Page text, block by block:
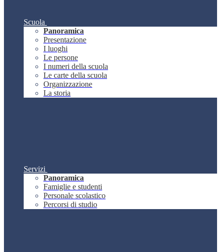
Scuola
Panoramica
Presentazione
I luoghi
Le persone
I numeri della scuola
Le carte della scuola
Organizzazione
La storia
Servizi
Panoramica
Famiglie e studenti
Personale scolastico
Percorsi di studio